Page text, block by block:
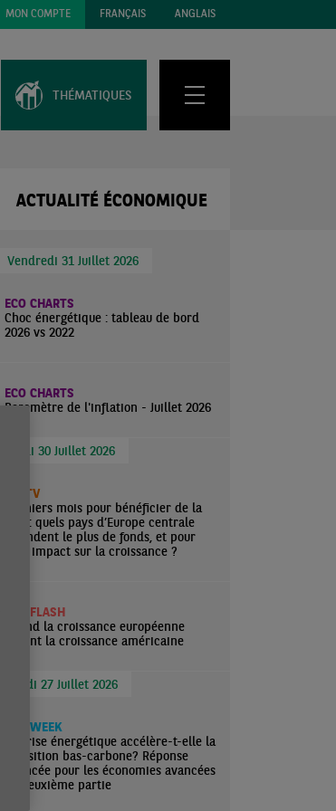
MON COMPTE FRANÇAIS ANGLAIS
THÉMATIQUES
ACTUALITÉ ÉCONOMIQUE
Vendredi 31 Juillet 2026
ECO CHARTS
Choc énergétique : tableau de bord
2026 vs 2022
ECO CHARTS
Baromètre de l'inflation - Juillet 2026
Jeudi 30 Juillet 2026
ECOTV
Derniers mois pour bénéficier de la
FRR : quels pays d’Europe centrale
attendent le plus de fonds, et pour
quel impact sur la croissance ?
ECO FLASH
Quand la croissance européenne
rejoint la croissance américaine
Lundi 27 Juillet 2026
ECO WEEK
La crise énergétique accélère-t-elle la
transition bas-carbone? Réponse
nuancée pour les économies avancées
— Deuxième partie